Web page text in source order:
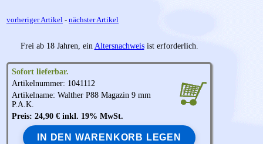
vorheriger Artikel - nächster Artikel
Frei ab 18 Jahren, ein Altersnachweisist erforderlich.
Sofort lieferbar.
Artikelnummer: 1041112
Artikelname: Walther P88 Magazin 9 mm
P.A.K.
Preis: 24,90 € inkl. 19% MwSt.
IN DEN WARENKORB LEGEN